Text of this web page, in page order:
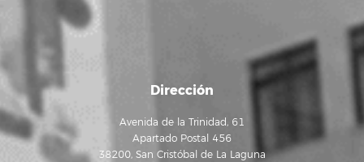
Dirección
Avenida de la Trinidad, 61
Apartado Postal 456
38200, San Cristóbal de La Laguna